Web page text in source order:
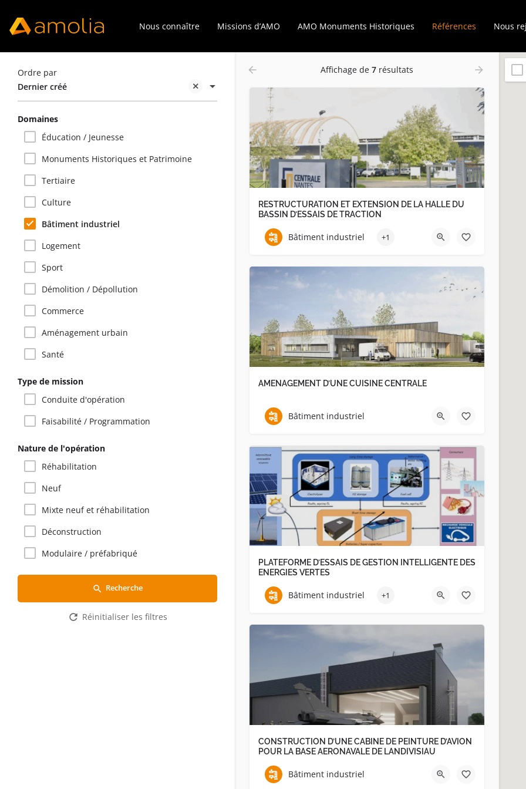
Nous connaître Missions d’AMO AMO Monuments Historiques Références Nous
Dernier créé
Ordre par
Domaines
Éducation / Jeunesse
Monuments Historiques et Patrimoine
Tertiaire
Culture
Bâtiment industriel
Logement
Sport
Démolition / Dépollution
Commerce
Aménagement urbain
Santé
Type de mission
Conduite d'opération
Faisabilité / Programmation
Nature de l'opération
Réhabilitation
Neuf
Mixte neuf et réhabilitation
Déconstruction
Modulaire / préfabriqué
Recherche
Réinitialiser les filtres
Affichage de 7 résultats
RESTRUCTURATION ET EXTENSION DE LA HALLE DU
BASSIN D’ESSAIS DE TRACTION
Bâtiment industriel +1
AMENAGEMENT D’UNE CUISINE CENTRALE
Bâtiment industriel
PLATEFORME D’ESSAIS DE GESTION INTELLIGENTE DES
ENERGIES VERTES
Bâtiment industriel +1
CONSTRUCTION D’UNE CABINE DE PEINTURE D’AVION
POUR LA BASE AERONAVALE DE LANDIVISIAU
Bâtiment industriel